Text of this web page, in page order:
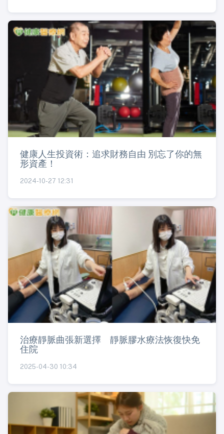
健康人生投資術：追求財務自由 別忘了你的無
形資產！
2024-10-27 12:31
治療靜脈曲張新選擇 靜脈膠水療法恢復快免
住院
2025-04-30 10:34